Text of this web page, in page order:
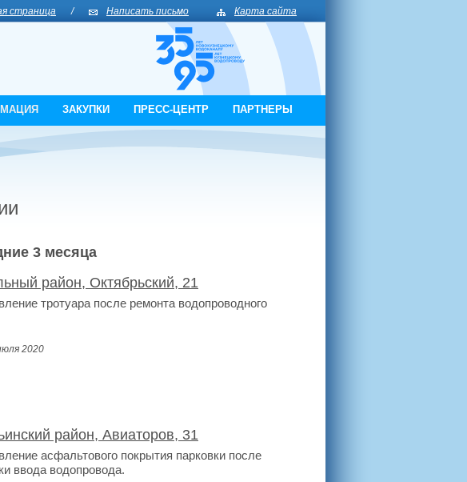
страница / Написать письмо Карта сайта
ЗАКУПКИ ПРЕСС-ЦЕНТР ПАРТНЕРЫ
3 месяца
район, Октябрьский, 21
тротуара после ремонта водопроводного
2020
район, Авиаторов, 31
асфальтового покрытия парковки после
ввода водопровода.